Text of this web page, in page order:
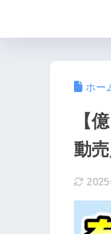
ホー
【
動
2025